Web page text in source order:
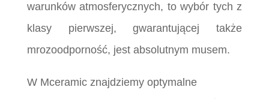
warunków atmosferycznych, to wybór tych z
klasy pierwszej, gwarantującej także
mrozoodporność, jest absolutnym musem.
W Mceramic znajdziemy optymalne